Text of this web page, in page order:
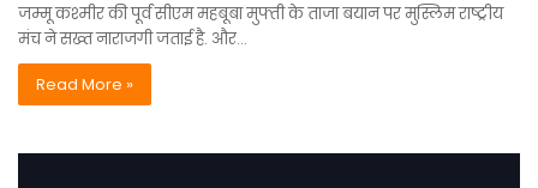
जम्मू कश्मीर की पूर्व सीएम महबूबा मुफ्ती के ताजा बयान पर मुस्लिम राष्ट्रीय
मंच ने सख्त नाराजगी जताई है. और…
Read More »